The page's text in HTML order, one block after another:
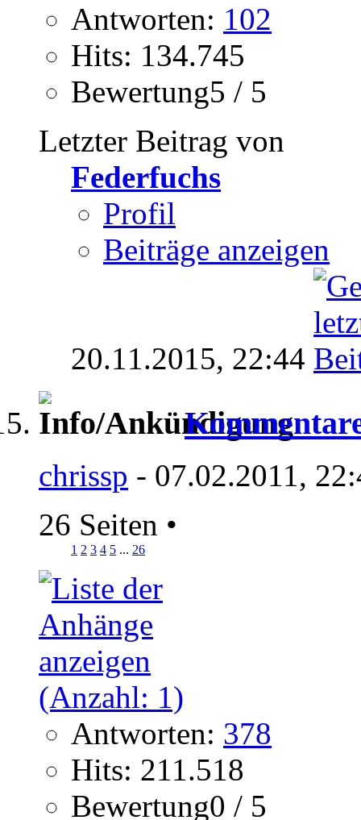
Antworten: 102
Hits: 134.745
Bewertung5 / 5
Letzter Beitrag von
Federfuchs
Profil
Beiträge anzeigen
20.11.2015, 22:44
chrissp - 07.02.2011,
26 Seiten •
1 2 3 4 5 ... 26
Antworten: 378
Hits: 211.518
Bewertung0 / 5